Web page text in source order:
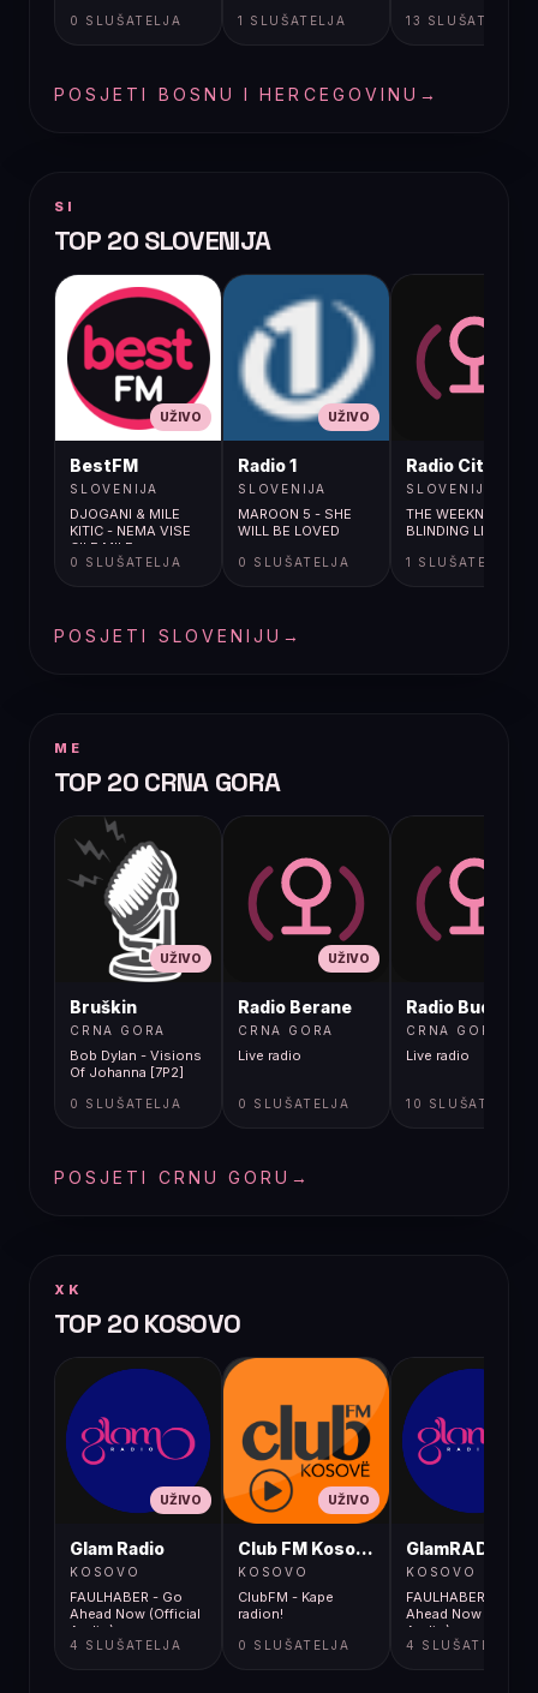
0 SLUŠATELJA 1 SLUŠATELJA 13 SLUŠATELJA
POSJETI BOSNU I HERCEGOVINU →
SI
TOP 20 SLOVENIJA
UŽIVO
BestFM
SLOVENIJA
DJOGANI & MILE
KITIC - NEMA VISE
CILE MILE
0 SLUŠATELJA
UŽIVO
Radio 1
SLOVENIJA
MAROON 5 - SHE
WILL BE LOVED
0 SLUŠATELJA
Radio City
SLOVENIJA
THE WEEKND /
BLINDING LIGHTS
1 SLUŠATELJA
POSJETI SLOVENIJU →
ME
TOP 20 CRNA GORA
UŽIVO
Bruškin
CRNA GORA
Bob Dylan - Visions
Of Johanna [7P2]
0 SLUŠATELJA
UŽIVO
Radio Berane
CRNA GORA
Live radio
0 SLUŠATELJA
Radio Budva
CRNA GORA
Live radio
10 SLUŠATELJA
POSJETI CRNU GORU →
XK
TOP 20 KOSOVO
UŽIVO
Glam Radio
KOSOVO
FAULHABER - Go
Ahead Now (Official
Audio)
4 SLUŠATELJA
UŽIVO
Club FM Kosovë
KOSOVO
ClubFM - Kape
radion!
0 SLUŠATELJA
GlamRADIO
KOSOVO
FAULHABER - Go
Ahead Now (Official
Audio)
4 SLUŠATELJA